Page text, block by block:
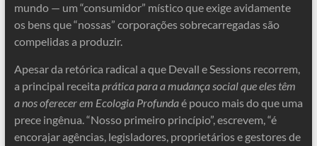
mundo — um “consumidor” místico que exige avidamente
os bens que “nossas” corporações sobrecarregadas são
compelidas a produzir.
Apesar da retórica radical a que Devall e Sessions recorrem,
a principal receita prática para a mudança social que eles têm
a nos oferecer em Ecologia Profundaé pouco mais do que uma
prece ingênua. “Nosso primeiro princípio”, escrevem, “é
encorajar agências, legisladores, proprietários e gestores de